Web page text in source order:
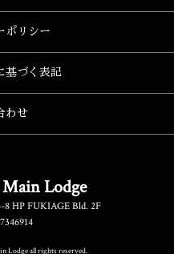
ポリシー
基づく表記
わせ
Lodge
HP FUKIAGE Bld. 2F
Lodge all rights reserved.